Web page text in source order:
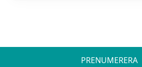
PRENUMERERA